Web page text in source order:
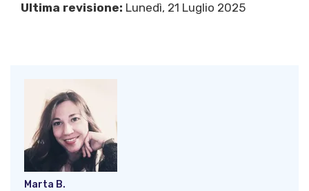
Ultima revisione: Lunedì, 21 Luglio 2025
Marta B.